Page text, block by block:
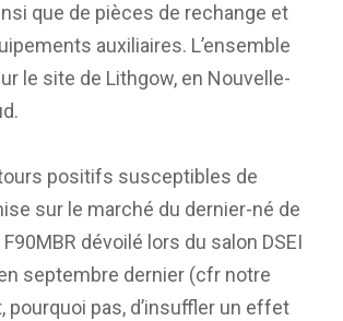
que de pièces de rechange et
auxiliaires. L’ensemble
le site de Lithgow, en Nouvelle-
positifs susceptibles de
sur le marché du dernier-né de
F90MBR dévoilé lors du salon DSEI
septembre dernier (cfr notre
pourquoi pas, d’insuffler un effet